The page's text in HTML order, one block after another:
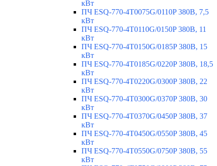
кВт
ПЧ ESQ-770-4T0075G/0110P 380В, 7,5
кВт
ПЧ ESQ-770-4T0110G/0150P 380В, 11
кВт
ПЧ ESQ-770-4T0150G/0185P 380В, 15
кВт
ПЧ ESQ-770-4T0185G/0220P 380В, 18,5
кВт
ПЧ ESQ-770-4T0220G/0300P 380В, 22
кВт
ПЧ ESQ-770-4T0300G/0370P 380В, 30
кВт
ПЧ ESQ-770-4T0370G/0450P 380В, 37
кВт
ПЧ ESQ-770-4T0450G/0550P 380В, 45
кВт
ПЧ ESQ-770-4T0550G/0750P 380В, 55
кВт